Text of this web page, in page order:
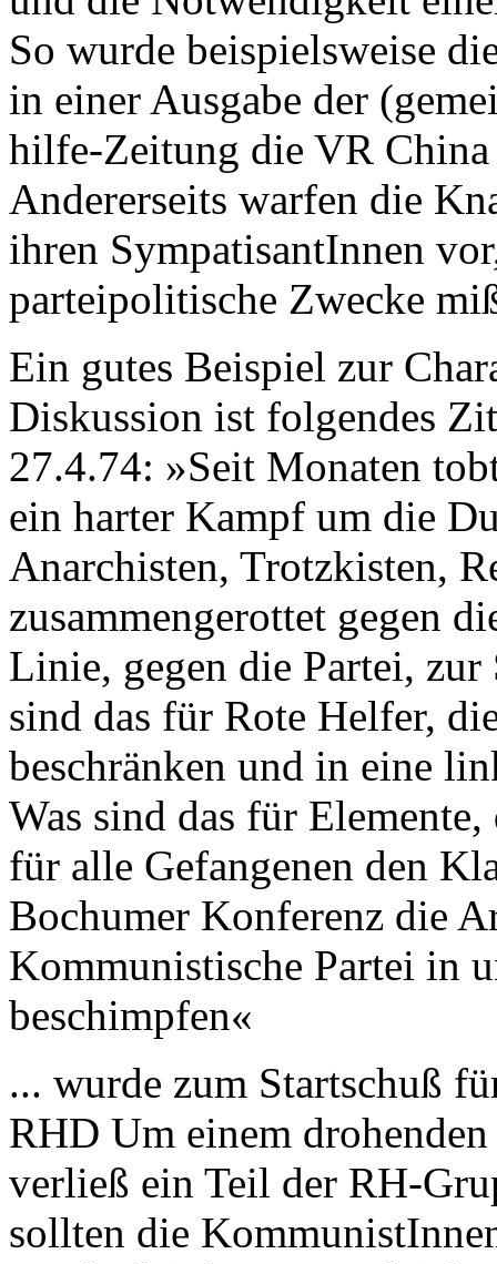
So wurde beispielsweise
in einer Ausgabe der
hilfe-Zeitung die VR
Andererseits warfen die
ihren SympatisantInnen
parteipolitische Zwecke
Ein gutes Beispiel zur
Diskussion ist folgendes
27.4.74: »Seit Monaten
ein harter Kampf um die
Anarchisten, Trotzkisten,
zusammengerottet gegen
Linie, gegen die Partei,
sind das für Rote Helfer,
beschränken und in eine
Was sind das für
für alle Gefangenen den
Bochumer Konferenz die
Kommunistische Partei in
beschimpfen«
... wurde zum Startschuß
RHD Um einem
verließ ein Teil der RH-
sollten die